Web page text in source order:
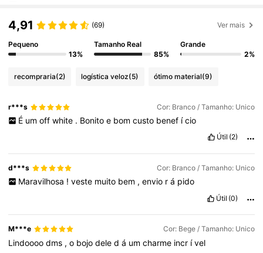
4,91 (69) Ver mais
Pequeno
13%
Tamanho Real
85%
Grande
2%
recompraria(2) logística veloz(5) ótimo material(9)
r***s Cor: Branco / Tamanho: Unico
É um off white . Bonito e bom custo benef ício
Útil (2)
d***s Cor: Branco / Tamanho: Unico
Maravilhosa ! veste muito bem , envio r á pido
Útil (0)
M***e Cor: Bege / Tamanho: Unico
Lindoooodms ,o bojodeledá umcharme incr ível